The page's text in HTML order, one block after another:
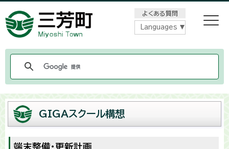
よくある質問
Languages
GIGAスクール構想
端末整備・更新計画